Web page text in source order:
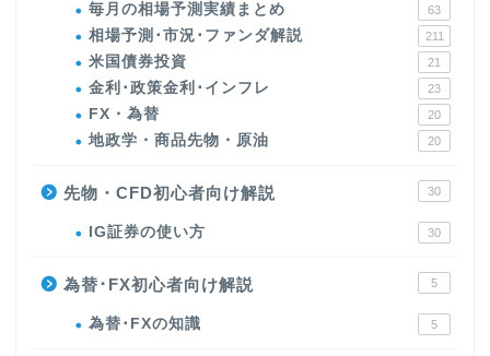
毎月の相場予測実績まとめ 63
相場予測･市況･ファンダ解説 211
米国債券投資 21
金利･政策金利･インフレ 23
FX・為替 20
地政学・商品先物・原油 20
先物・CFD初心者向け解説 30
IG証券の使い方 30
為替･FX初心者向け解説 5
為替･FXの知識 5